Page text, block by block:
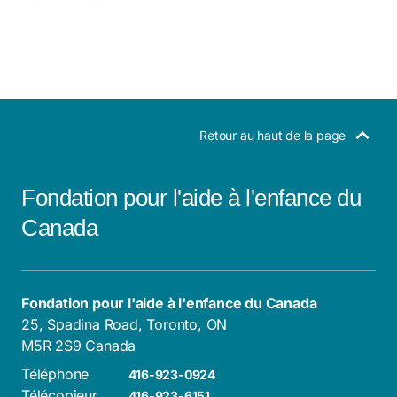
Retour au haut de la page
Fondation pour l'aide à l'enfance du
Canada
Fondation pour l'aide à l'enfance du Canada
25, Spadina Road, Toronto, ON
M5R 2S9 Canada
Téléphone
416-923-0924